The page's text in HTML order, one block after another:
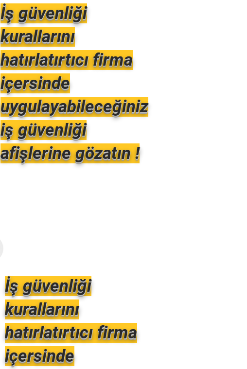
İş güvenliği
kurallarını
hatırlatırtıcı firma
içersinde
uygulayabileceğiniz
iş güvenliği
afişlerine gözatın !
İş güvenliği
kurallarını
hatırlatırtıcı firma
içersinde